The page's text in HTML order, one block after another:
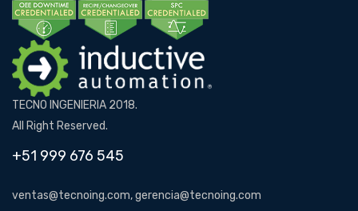
TECNO INGENIERIA 2018.
All Right Reserved.
+51 999 676 545
ventas@tecnoing.com, gerencia@tecnoing.com